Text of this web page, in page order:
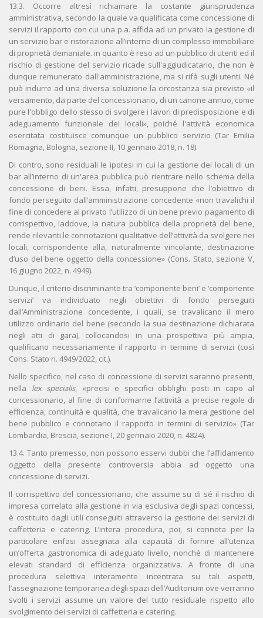
13.3. Occorre altresì richiamare la costante giurisprudenza
amministrativa, secondo la quale va qualificata come concessione di
servizi il rapporto con cui una p.a. affida ad un privato la gestione di
un servizio bar e ristorazione all’interno di un complesso immobiliare
di proprietà demaniale. in quanto è reso ad un pubblico di utenti ed il
rischio di gestione del servizio ricade sull'aggiudicatario, che non è
dunque remunerato dall'amministrazione, ma si rifà sugli utenti. Né
può indurre ad una diversa soluzione la circostanza sia previsto «il
versamento, da parte del concessionario, di un canone annuo, come
pure l'obbligo dello stesso di svolgere i lavori di predisposizione e di
adeguamento funzionale dei locali», poiché l'attività economica
esercitata costituisce comunque un pubblico servizio (Tar Emilia
Romagna, Bologna, sezione II, 10 gennaio 2018, n. 18).
Di contro, sono residuali le ipotesi in cui la gestione dei locali di un
bar all’interno di un'area pubblica può rientrare nello schema della
concessione di beni. Essa, infatti, presuppone che l’obiettivo di
fondo perseguito dall’amministrazione concedente «non travalichi il
fine di concedere al privato l’utilizzo di un bene previo pagamento di
corrispettivo, laddove, la natura pubblica della proprietà del bene,
rende rilevanti le connotazioni qualitative dell’attività da svolgere nei
locali, corrispondente alla, naturalmente vincolante, destinazione
d’uso del bene oggetto della concessione» (Cons. Stato, sezione V,
16 giugno 2022, n. 4949).
Dunque, il criterio discriminante tra ‘componente beni’ e ‘componente
servizi’ va individuato negli obiettivi di fondo perseguiti
dall’Amministrazione concedente, i quali, se travalicano il mero
utilizzo ordinario del bene (secondo la sua destinazione dichiarata
negli atti di gara), collocandosi in una prospettiva più ampia,
qualificano necessariamente il rapporto in termine di servizi (così
Cons. Stato n. 4949/2022, cit.).
Nello specifico, nel caso di concessione di servizi saranno presenti,
nella lex specialis, «precisi e specifici obblighi posti in capo al
concessionario, al fine di conformarne l’attività a precise regole di
efficienza, continuità e qualità, che travalicano la mera gestione del
bene pubblico e connotano il rapporto in termini di servizio» (Tar
Lombardia, Brescia, sezione I, 20 gennaio 2020, n. 4824).
13.4. Tanto premesso, non possono esservi dubbi che l’affidamento
oggetto della presente controversia abbia ad oggetto una
concessione di servizi.
Il corrispettivo del concessionario, che assume su di sé il rischio di
impresa correlato alla gestione in via esclusiva degli spazi concessi,
è costituito dagli utili conseguiti attraverso la gestione dei servizi di
caffetteria e catering. L’intera procedura, poi, si connota per la
particolare enfasi assegnata alla capacità di fornire all’utenza
un’offerta gastronomica di adeguato livello, nonché di mantenere
elevati standard di efficienza organizzativa. A fronte di una
procedura selettiva interamente incentrata su tali aspetti,
l’assegnazione temporanea degli spazi dell’Auditorium ove verranno
svolti i servizi assume un valore del tutto residuale rispetto allo
svolgimento dei servizi di caffetteria e catering.